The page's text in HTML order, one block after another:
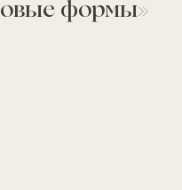
формы»